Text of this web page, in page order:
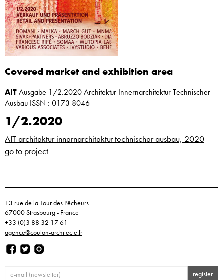
Covered market and exhibition area
AITAusgabe 1/2.2020 Architektur Innernarchitektur Technischer
Ausbau ISSN : 0173 8046
1/2.2020
AIT architektur innernarchitektur technischer ausbau, 2020
go to project
13 rue de la Tour des Pêcheurs
67000 Strasbourg - France
+33 (0)3 88 32 17 61
agence@coulon-architecte.fr
register